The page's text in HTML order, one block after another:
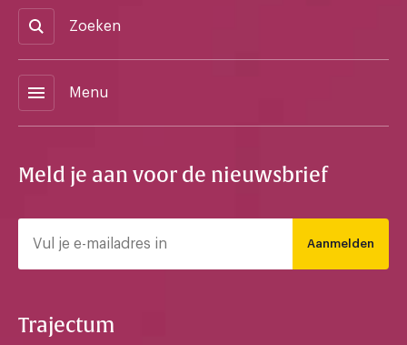
Zoeken
menu Menu
Meld je aan voor de nieuwsbrief
Aanmelden
Trajectum